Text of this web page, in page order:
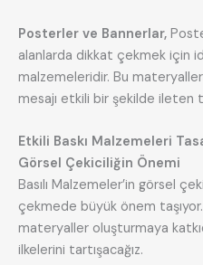
Posterler ve Bannerlar,
alanlarda dikkat çekmek için
malzemeleridir. Bu
mesajı etkili bir şekilde ileten
Etkili Baskı Malzemeleri
Görsel Çekiciliğin Önemi
Basılı Malzemeler’in görsel
çekmede büyük önem
materyaller oluşturmaya
ilkelerini tartışacağız.